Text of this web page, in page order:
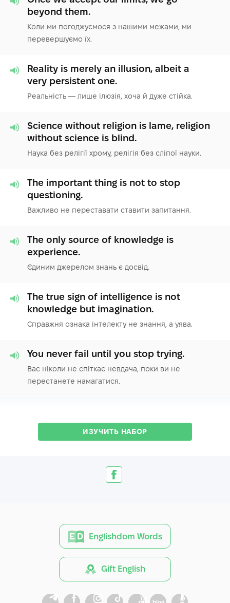
beyond them.
Коли ми погоджуємося з нашими межами, ми
перевершуємо їх.
Reality is merely an illusion, albeit a
very persistent one.
Реальність — лише ілюзія, хоча й дуже стійка.
Science without religion is lame, religion
without science is blind.
Наука без релігії хрому, релігія без сліпої науки.
The important thing is not to stop
questioning.
Важливо не переставати ставити запитання.
The only source of knowledge is
experience.
Єдиним джерелом знань є досвід.
The true sign of intelligence is not
knowledge but imagination.
Справжня ознака інтелекту не знання, а уява.
You never fail until you stop trying.
Вас ніколи не спіткає невдача, поки ви не
перестанете намагатися.
ИЗУЧИТЬ НАБОР
Englishdom Words
Gift English